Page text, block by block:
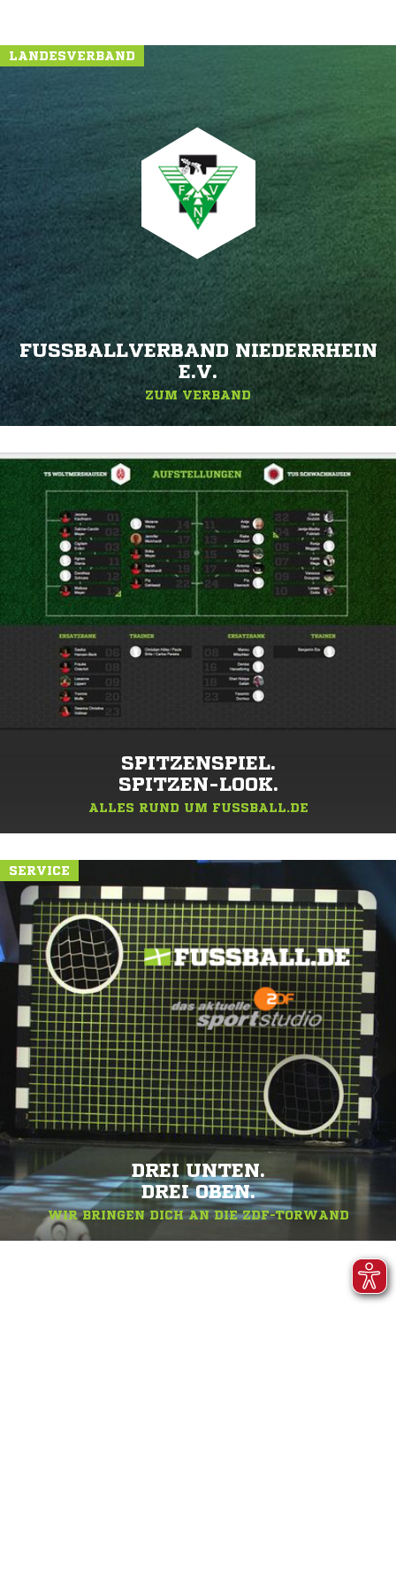
LANDESVERBAND
FUSSBALLVERBAND NIEDERRHEIN E
.V.
ZUM VERBAND
SPITZENSPIEL.
SPITZEN-LOOK.
ALLES RUND UM FUSSBALL.DE
SERVICE
DREI UNTEN.
DREI OBEN.
WIR BRINGEN DICH AN DIE ZDF-TORWAND